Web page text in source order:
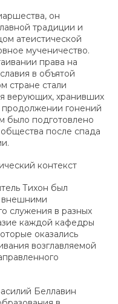
он
традиции и
атеистической
мученичество.
права на
в объятой
стране стали
верующих, хранивших
продолжении гонений
было подготовлено
после спада
контекст
Тихон был
внешними
служения в разных
каждой кафедры
оказались
возглавляемой
Беллавин